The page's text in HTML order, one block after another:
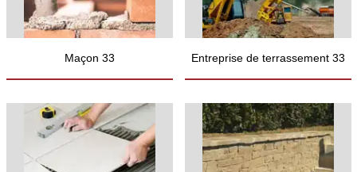
Maçon 33 Entreprise de terrassement 33